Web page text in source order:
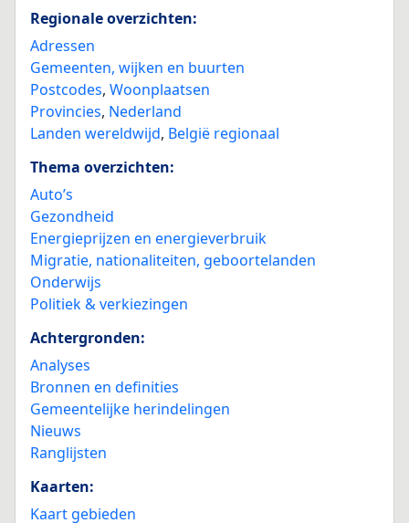
Regionale overzichten:
Adressen
Gemeenten, wijken en buurten
Postcodes, Woonplaatsen
Provincies, Nederland
Landen wereldwijd, België regionaal
Thema overzichten:
Auto’s
Gezondheid
Energieprijzen en energieverbruik
Migratie, nationaliteiten, geboortelanden
Onderwijs
Politiek & verkiezingen
Achtergronden:
Analyses
Bronnen en definities
Gemeentelijke herindelingen
Nieuws
Ranglijsten
Kaarten:
Kaart gebieden